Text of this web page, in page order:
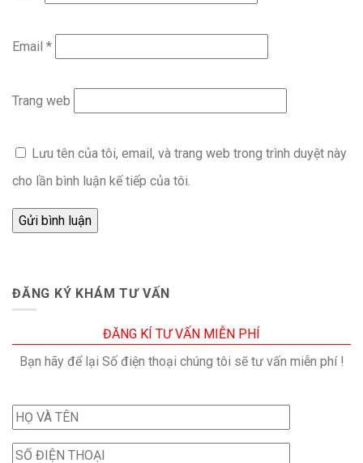
Email *
Trang web
Lưu tên của tôi, email, và trang web trong trình duyệt này
cho lần bình luận kế tiếp của tôi.
ĐĂNG KÝ KHÁM TƯ VẤN
ĐĂNG KÍ TƯ VẤN MIỄN PHÍ
Bạn hãy để lại Số điện thoại chúng tôi sẽ tư vấn miễn phí !